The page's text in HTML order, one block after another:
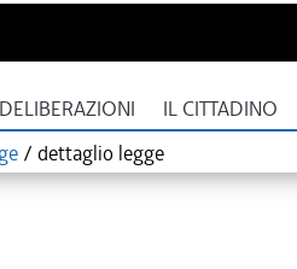
IL CITTADINO
/ dettaglio legge